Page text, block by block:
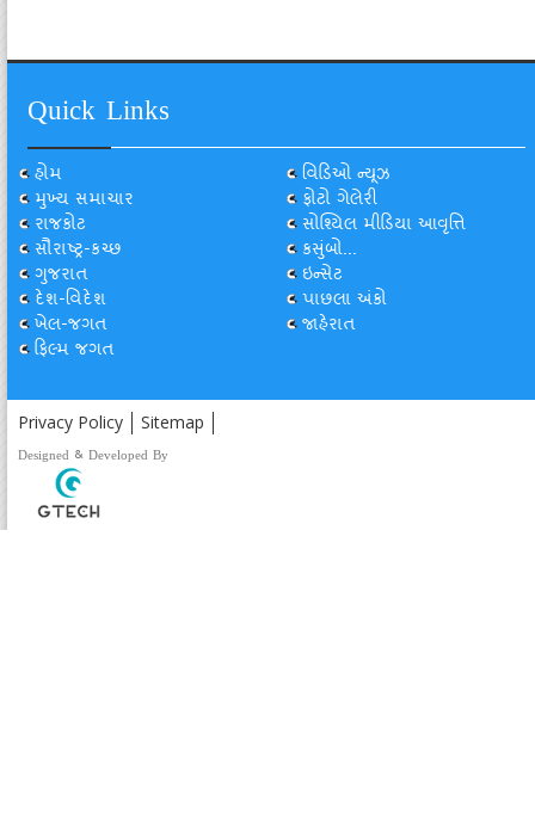
Quick Links
હોમ
મુખ્ય સમાચાર
રાજકોટ
સૌરાષ્ટ્ર-કચ્છ
ગુજરાત
દેશ-વિદેશ
ખેલ-જગત
ફિલ્મ જગત
વિડિઓ ન્યૂઝ
ફોટો ગેલેરી
સોશ્યિલ મીડિયા આવૃત્તિ
કસુંબો...
ઇન્સેટ
પાછલા અંકો
જાહેરાત
Privacy Policy Sitemap
Designed & Developed By